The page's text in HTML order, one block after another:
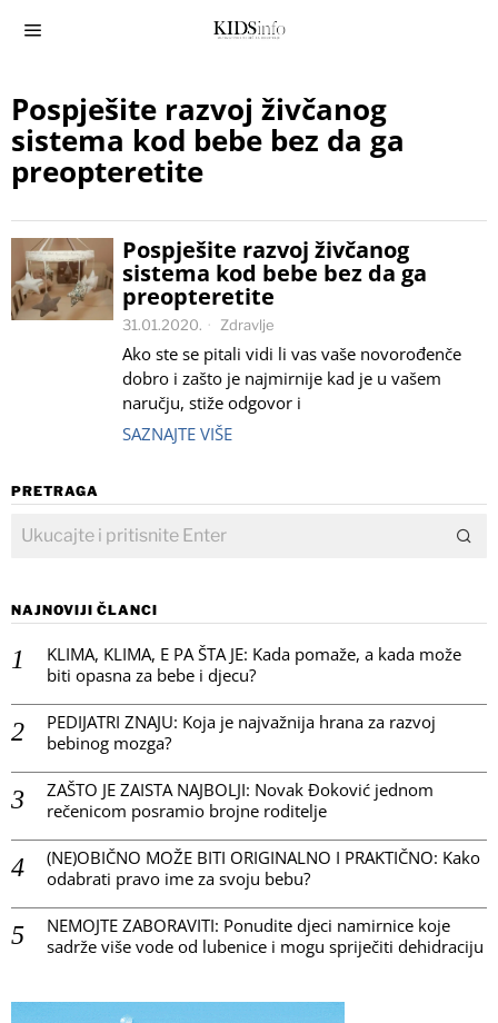
Pospješite razvoj živčanog
sistema kod bebe bez da ga
preopteretite
Pospješite razvoj živčanog
sistema kod bebe bez da ga
preopteretite
31.01.2020. Zdravlje
Ako ste se pitali vidi li vas vaše novorođenče
dobro i zašto je najmirnije kad je u vašem
naručju, stiže odgovor i
SAZNAJTE VIŠE
PRETRAGA
NAJNOVIJI ČLANCI
KLIMA, KLIMA, E PA ŠTA JE: Kada pomaže, a kada može
biti opasna za bebe i djecu?
PEDIJATRI ZNAJU: Koja je najvažnija hrana za razvoj
bebinog mozga?
ZAŠTO JE ZAISTA NAJBOLJI: Novak Đoković jednom
rečenicom posramio brojne roditelje
(NE)OBIČNO MOŽE BITI ORIGINALNO I PRAKTIČNO: Kako
odabrati pravo ime za svoju bebu?
NEMOJTE ZABORAVITI: Ponudite djeci namirnice koje
sadrže više vode od lubenice i mogu spriječiti dehidraciju